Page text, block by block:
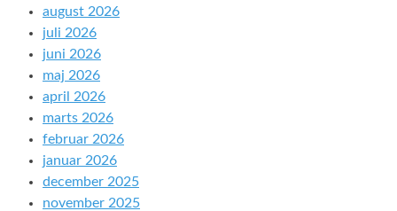
august 2026
juli 2026
juni 2026
maj 2026
april 2026
marts 2026
februar 2026
januar 2026
december 2025
november 2025